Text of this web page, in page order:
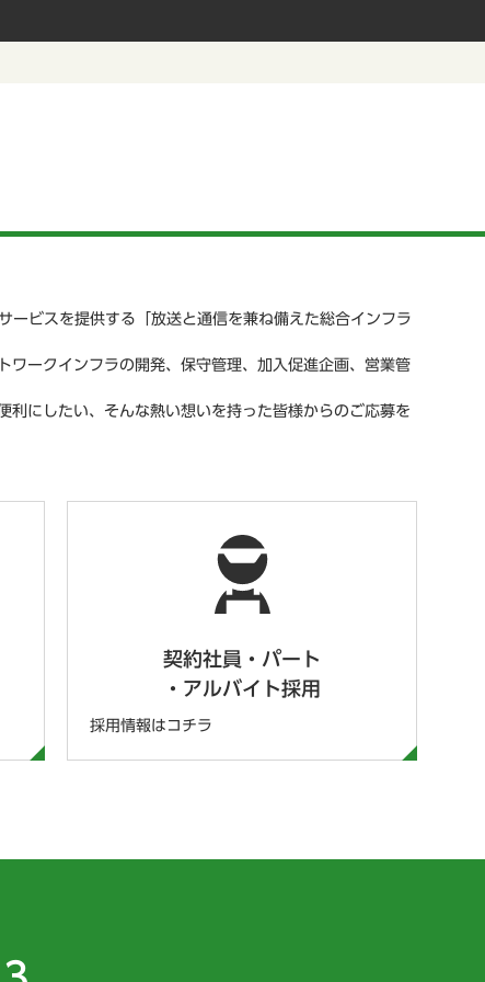
ビスを提供する「放送と通信を兼ね備えた総合インフラ
ワークインフラの開発、保守管理、加入促進企画、営業管
にしたい、そんな熱い想いを持った皆様からのご応募を
契約社員・パート
・アルバイト採用
採用情報はコチラ